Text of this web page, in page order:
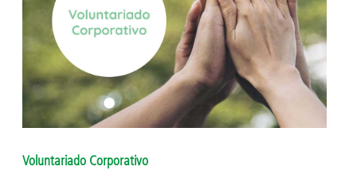
Voluntariado Corporativo